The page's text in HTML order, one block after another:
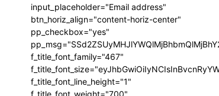
input_placeholder="Email address"
btn_horiz_align="content-horiz-center"
pp_checkbox="yes"
f_title_font_family="467"
f_title_font_line_height="1"
f_title_font_weight="700"